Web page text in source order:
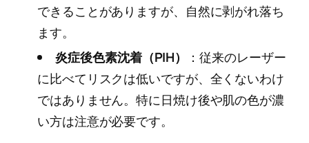
できることがありますが、自然に剥がれ落ち
ます。
炎症後色素沈着（PIH）
：従来のレーザー
に比べてリスクは低いですが、全くないわけ
ではありません。特に日焼け後や肌の色が濃
い方は注意が必要です。